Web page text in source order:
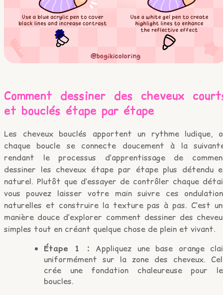
Comment dessiner des cheveux
et bouclés étape par étape
Les cheveux bouclés apportent un rythme ludique,
chaque boucle se connecte doucement à la
rendant le processus d’apprentissage de
dessiner les cheveux étape par étape plus détendu
naturel. Plutôt que d’essayer de contrôler chaque
vous pouvez laisser votre main suivre ces
naturelles et construire la texture pas à pas. C’est
manière douce d’explorer comment dessiner des
simples tout en créant quelque chose de plein et vivant.
Étape 1 : Appliquez une base orange
uniformément sur la zone des cheveux.
crée une fondation chaleureuse pour
boucles.